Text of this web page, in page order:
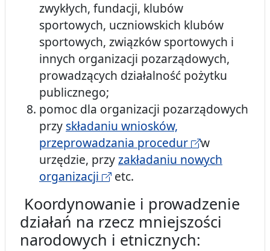
zwykłych, fundacji, klubów
sportowych, uczniowskich klubów
sportowych, związków sportowych i
innych organizacji pozarządowych,
prowadzących działalność pożytku
publicznego;
pomoc dla organizacji pozarządowych
przy składaniu wniosków,
przeprowadzania procedur
w
urzędzie, przyzakładaniu nowych
organizacji
etc.
Koordynowanie i prowadzenie
działań na rzecz mniejszości
narodowych i etnicznych: